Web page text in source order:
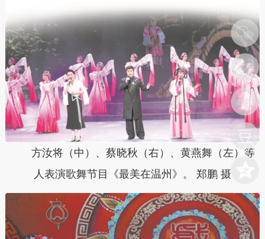
方汝将（中）、蔡晓秋（右）、黄燕舞（左）等
人表演歌舞节目《最美在温州》。 郑鹏 摄